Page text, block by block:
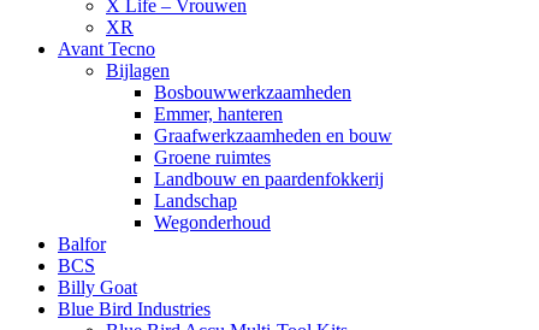
X Life – Vrouwen
XR
Avant Tecno
Bijlagen
Bosbouwwerkzaamheden
Emmer, hanteren
Graafwerkzaamheden en bouw
Groene ruimtes
Landbouw en paardenfokkerij
Landschap
Wegonderhoud
Balfor
BCS
Billy Goat
Blue Bird Industries